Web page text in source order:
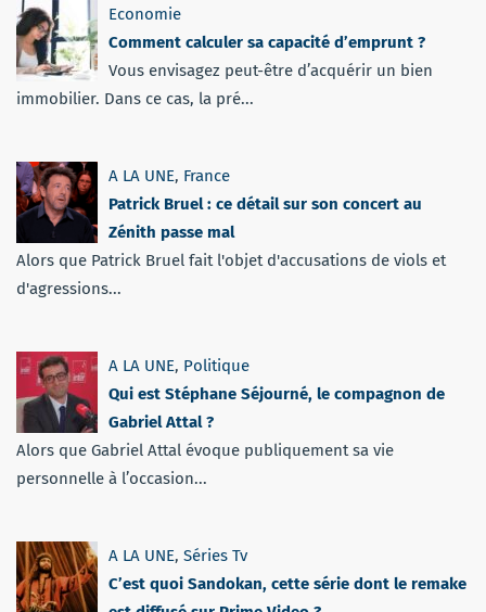
Economie
Comment calculer sa capacité d’emprunt ?
Vous envisagez peut-être d’acquérir un bien
immobilier. Dans ce cas, la pré...
A LA UNE, France
Patrick Bruel : ce détail sur son concert au
Zénith passe mal
Alors que Patrick Bruel fait l'objet d'accusations de viols et
d'agressions...
A LA UNE, Politique
Qui est Stéphane Séjourné, le compagnon de
Gabriel Attal ?
Alors que Gabriel Attal évoque publiquement sa vie
personnelle à l’occasion...
A LA UNE, Séries Tv
C’est quoi Sandokan, cette série dont le remake